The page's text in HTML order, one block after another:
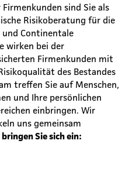
sind Sie als
Risikoberatung für die
und Continentale
wirken bei der
Firmenkunden mit
des Bestandes
treffen Sie auf Menschen,
und Ihre persönlichen
einbringen. Wir
uns gemeinsam
Sie sich ein: